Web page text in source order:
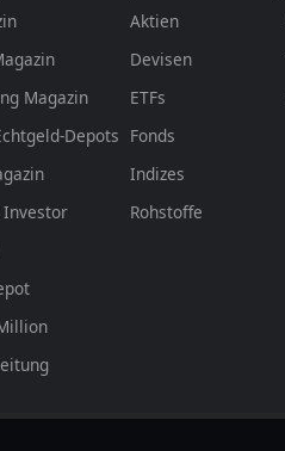
Magazin
Depots
Investor
Aktien
Devisen
ETFs
Fonds
Indizes
Rohstoffe